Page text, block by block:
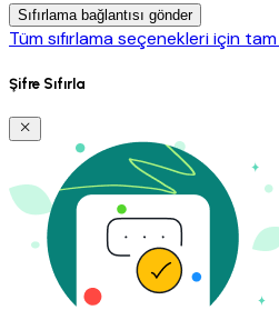
Sıfırlama bağlantısı gönder
Tüm sıfırlama seçenekleri için
Şifre Sıfırla